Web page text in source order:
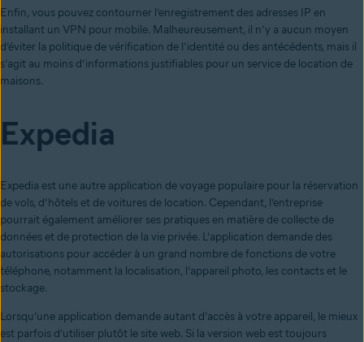
Enfin, vous pouvez contourner l’enregistrement des adresses IP en
installant un VPN pour mobile. Malheureusement, il n’y a aucun moyen
d’éviter la politique de vérification de l’identité ou des antécédents, mais il
s’agit au moins d’informations justifiables pour un service de location de
maisons.
Expedia
Expedia est une autre application de voyage populaire pour la réservation
de vols, d’hôtels et de voitures de location. Cependant, l’entreprise
pourrait également améliorer ses pratiques en matière de collecte de
données et de protection de la vie privée. L’application demande des
autorisations pour accéder à un grand nombre de fonctions de votre
téléphone, notamment la localisation, l’appareil photo, les contacts et le
stockage.
Lorsqu’une application demande autant d’accès à votre appareil, le mieux
est parfois d’utiliser plutôt le site web. Si la version web est toujours